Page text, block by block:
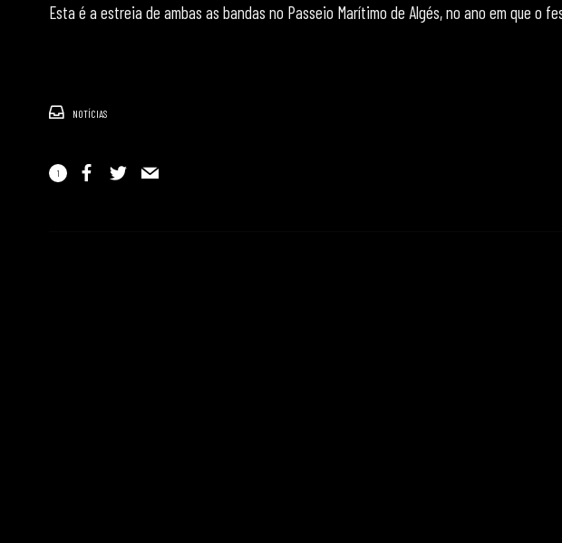
Esta é a estreia de ambas as bandas no Passeio Marítimo de Algés, no ano em que o
NOTÍCIAS
1